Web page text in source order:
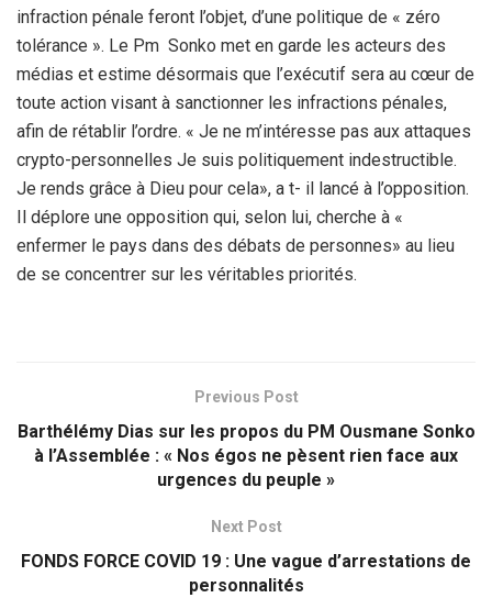
infraction pénale feront l’objet, d’une politique de « zéro
tolérance ». Le Pm Sonko met en garde les acteurs des
médias et estime désormais que l’exécutif sera au cœur de
toute action visant à sanctionner les infractions pénales,
afin de rétablir l’ordre. « Je ne m’intéresse pas aux attaques
crypto-personnelles Je suis politiquement indestructible.
Je rends grâce à Dieu pour cela», a t- il lancé à l’opposition.
Il déplore une opposition qui, selon lui, cherche à «
enfermer le pays dans des débats de personnes» au lieu
de se concentrer sur les véritables priorités.
Previous Post
Barthélémy Dias sur les propos du PM Ousmane Sonko
à l’Assemblée : « Nos égos ne pèsent rien face aux
urgences du peuple »
Next Post
FONDS FORCE COVID 19 : Une vague d’arrestations de
personnalités